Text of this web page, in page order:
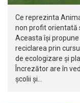
Ce reprezinta
non profit orientată
Aceasta își
reciclarea prin
de ecologizare și
Încrezător are în
școlii și…